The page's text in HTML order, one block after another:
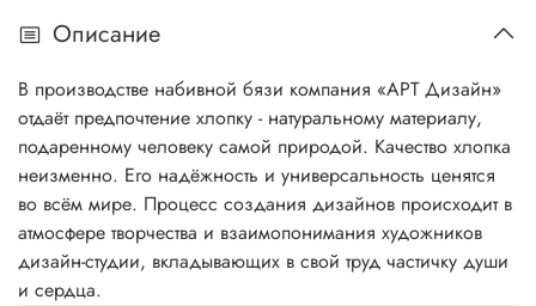
Описание
В производстве набивной бязи компания «АРТ Дизайн»
отдаёт предпочтение хлопку - натуральному материалу,
подаренному человеку самой природой. Качество хлопка
неизменно. Его надёжность и универсальность ценятся
во всём мире. Процесс создания дизайнов происходит в
атмосфере творчества и взаимопонимания художников
дизайн-студии, вкладывающих в свой труд частичку души
и сердца.